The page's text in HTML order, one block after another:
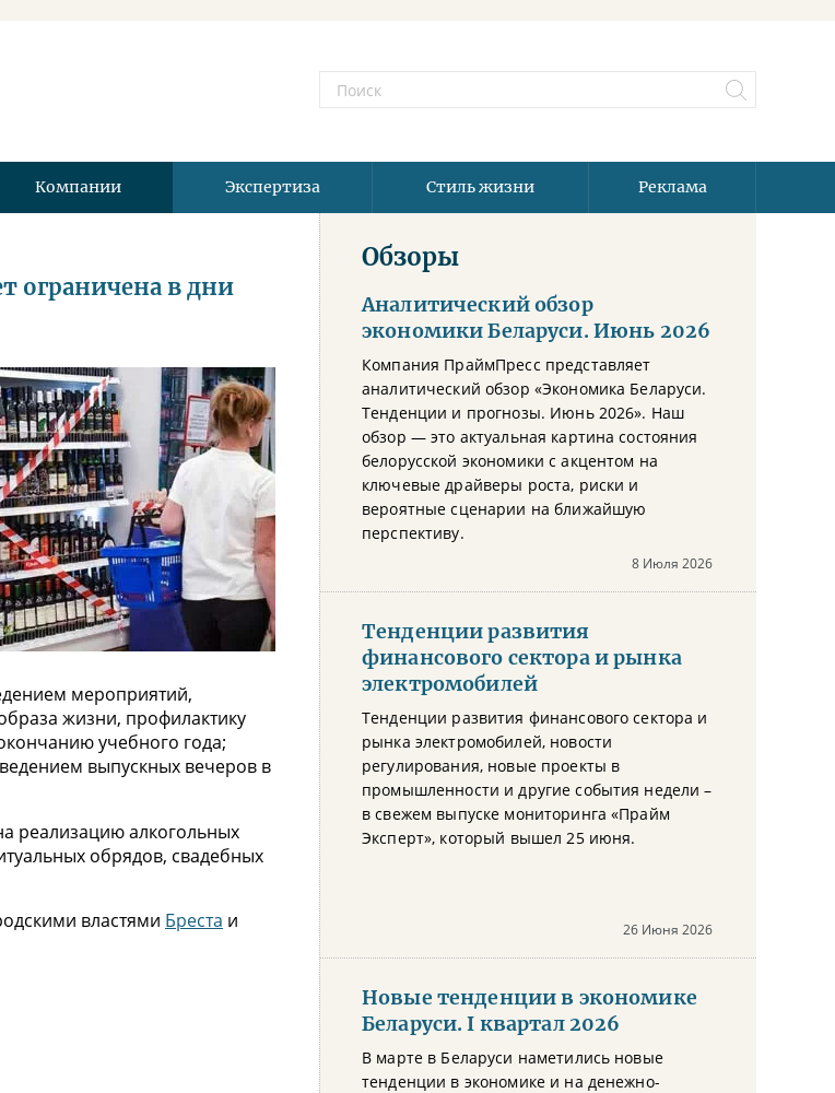
Компании Экспертиза Стиль жизни Реклама
ограничена в дни
мероприятий,
жизни, профилактику
учебного года;
выпускных вечеров в
реализацию алкогольных
обрядов, свадебных
властями Бреста и
Обзоры
Аналитический обзор
экономики Беларуси. Июнь 2026
Компания ПраймПресс представляет
аналитический обзор «Экономика Беларуси.
Тенденции и прогнозы. Июнь 2026». Наш
обзор — это актуальная картина состояния
белорусской экономики с акцентом на
ключевые драйверы роста, риски и
вероятные сценарии на ближайшую
перспективу.
8 Июля 2026
Тенденции развития
финансового сектора и рынка
электромобилей
Тенденции развития финансового сектора и
рынка электромобилей, новости
регулирования, новые проекты в
промышленности и другие события недели –
в свежем выпуске мониторинга «Прайм
Эксперт», который вышел 25 июня.
26 Июня 2026
Новые тенденции в экономике
Беларуси. I квартал 2026
В марте в Беларуси наметились новые
тенденции в экономике и на денежно-